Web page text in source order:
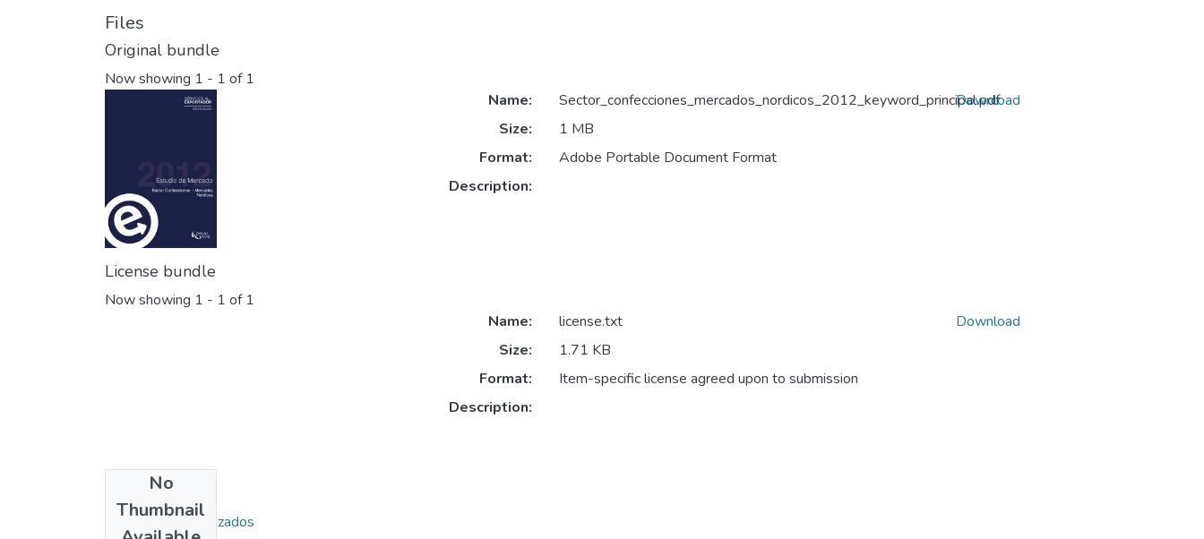
Files
Original bundle
Now showing 1 - 1 of 1
Name:
Sector_confecciones_mercados_nordicos_2012_keyword_principal.pdf
Size:
1 MB
Format:
Adobe Portable Document Format
Description:
Download
License bundle
Now showing 1 - 1 of 1
No
Thumbnail
Name:
license.txt
Size:
1.71 KB
Format:
Item-specific license agreed upon to submission
Description:
Download
Collections
Estudios Especializados